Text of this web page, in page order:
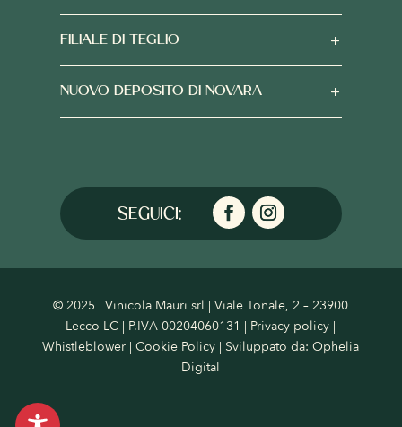
FILIALE DI TEGLIO
NUOVO DEPOSITO DI NOVARA
© 2025 | Vinicola Mauri srl | Viale Tonale, 2 – 23900
Lecco LC | P.IVA 00204060131 | Privacy policy |
Whistleblower |Cookie Policy | Sviluppato da:Ophelia
Digital